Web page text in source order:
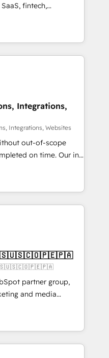
fintech,
industries. With
we deliver scalable
RevOps challenges.
without data loss or
efficiency. 🔹
with your tech stack
certified, reinforcing
and compliance. At
Integrations,
Integrations, Websites
out-of-scope
on time. Our in-
experts,
handles all
15+ different CRMs
✨ CS: Clients
new visitors for a
415% conversion
Impact Award 🏆
🏆 Gold AVA Digital
CRM
partner group,
and media
and Southern
Born in Chile,
international reach to
technology, creativity,